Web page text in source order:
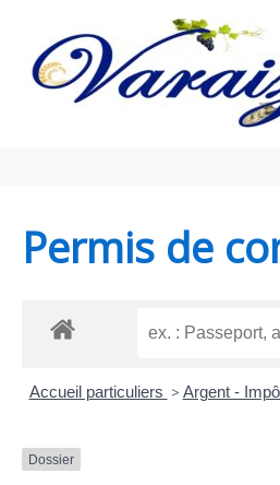
Permis de
Accueil particuliers > Argent -
Dossier